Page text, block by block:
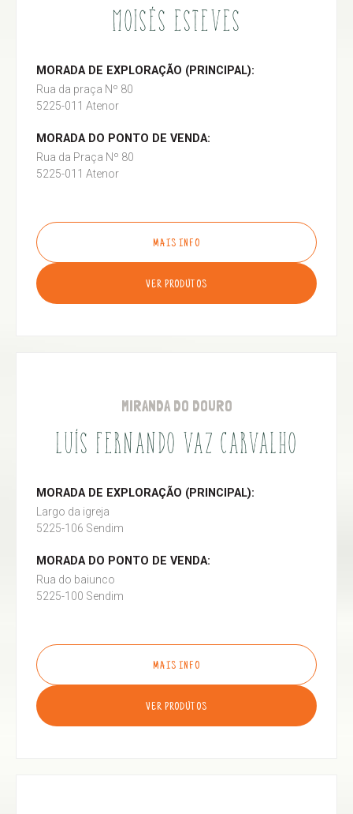
MOISÉS ESTEVES
MORADA DE EXPLORAÇÃO (PRINCIPAL):
Rua da praça Nº 80
5225-011 Atenor
MORADA DO PONTO DE VENDA:
Rua da Praça Nº 80
5225-011 Atenor
MAIS INFO
VER PRODUTOS
MIRANDA DO DOURO
LUÍS FERNANDO VAZ CARVALHO
MORADA DE EXPLORAÇÃO (PRINCIPAL):
Largo da igreja
5225-106 Sendim
MORADA DO PONTO DE VENDA:
Rua do baiunco
5225-100 Sendim
MAIS INFO
VER PRODUTOS